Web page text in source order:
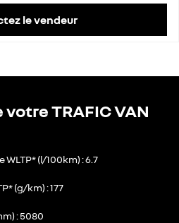
le vendeur
TRAFIC VAN
(l/100km) 6.7
(g/km) 177
5080